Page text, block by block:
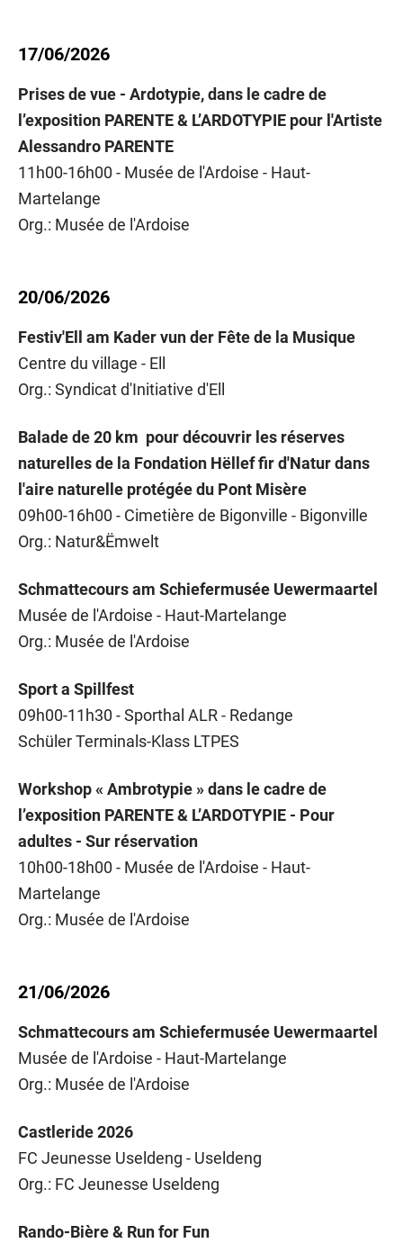
17/06/2026
Prises de vue - Ardotypie, dans le cadre de
l’exposition PARENTE & L’ARDOTYPIE pour l'Artiste
Alessandro PARENTE
11h00-16h00 - Musée de l'Ardoise - Haut-
Martelange
Org.: Musée de l'Ardoise
20/06/2026
Festiv'Ell am Kader vun der Fête de la Musique
Centre du village - Ell
Org.: Syndicat d'Initiative d'Ell
Balade de 20 km pour découvrir les réserves
naturelles de la Fondation Hëllef fir d'Natur dans
l'aire naturelle protégée du Pont Misère
09h00-16h00 - Cimetière de Bigonville - Bigonville
Org.: Natur&Ëmwelt
Schmattecours am Schiefermusée Uewermaartel
Musée de l'Ardoise - Haut-Martelange
Org.: Musée de l'Ardoise
Sport a Spillfest
09h00-11h30 - Sporthal ALR - Redange
Schüler Terminals-Klass LTPES
Workshop « Ambrotypie » dans le cadre de
l’exposition PARENTE & L’ARDOTYPIE - Pour
adultes - Sur réservation
10h00-18h00 - Musée de l'Ardoise - Haut-
Martelange
Org.: Musée de l'Ardoise
21/06/2026
Schmattecours am Schiefermusée Uewermaartel
Musée de l'Ardoise - Haut-Martelange
Org.: Musée de l'Ardoise
Castleride 2026
FC Jeunesse Useldeng - Useldeng
Org.: FC Jeunesse Useldeng
Rando-Bière & Run for Fun